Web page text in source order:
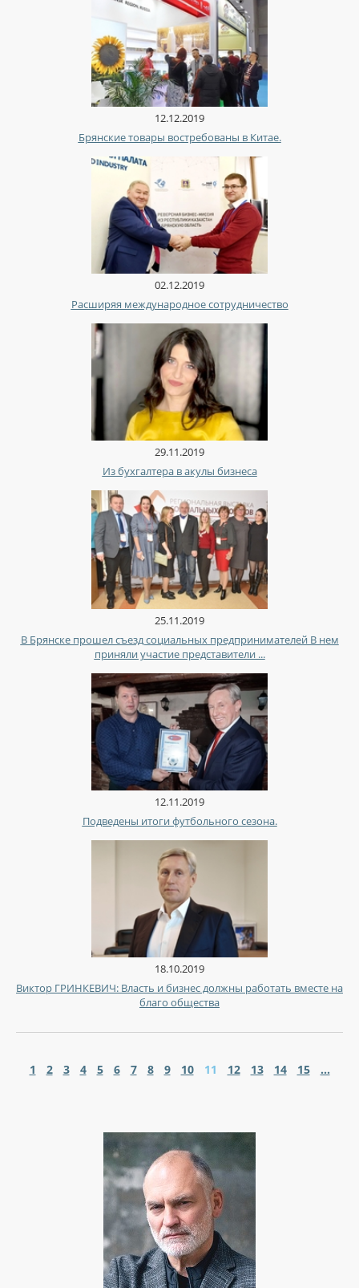
12.12.2019
Брянские товары востребованы в Китае.
02.12.2019
Расширяя международное сотрудничество
29.11.2019
Из бухгалтера в акулы бизнеса
25.11.2019
В Брянске прошел съезд социальных предпринимателей В нем
приняли участие представители ...
12.11.2019
Подведены итоги футбольного сезона.
18.10.2019
Виктор ГРИНКЕВИЧ: Власть и бизнес должны работать вместе на
благо общества
1 2 3 4 5 6 7 8 9 10 11 12 13 14 15 ...